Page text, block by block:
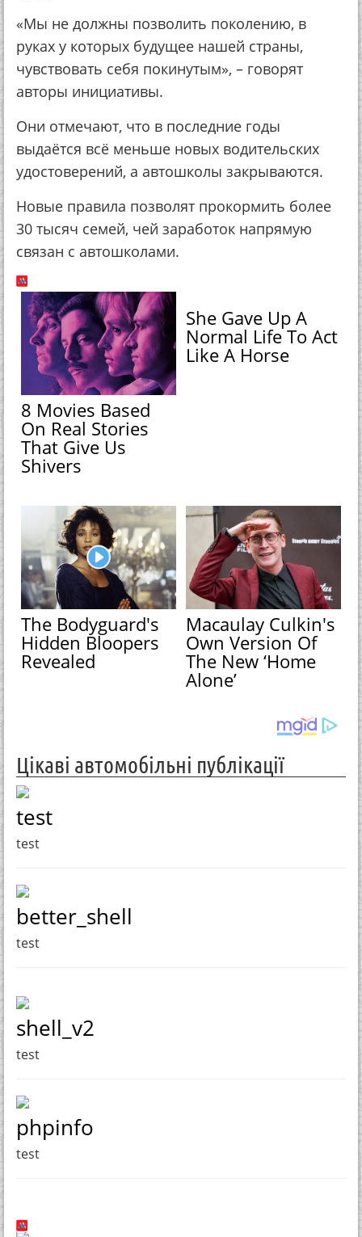
«Мы не должны позволить поколению, в
руках у которых будущее нашей страны,
чувствовать себя покинутым», – говорят
авторы инициативы.
Они отмечают, что в последние годы
выдаётся всё меньше новых водительских
удостоверений, а автошколы закрываются.
Новые правила позволят прокормить более
30 тысяч семей, чей заработок напрямую
связан с автошколами.
8 Movies Based
On Real Stories
That Give Us
Shivers
She Gave Up A
Normal Life To Act
Like A Horse
The Bodyguard's
Hidden Bloopers
Revealed
Macaulay Culkin's
Own Version Of
The New ‘Home
Alone’
Цікаві автомобільні публікації
test
test
better_shell
test
shell_v2
test
phpinfo
test